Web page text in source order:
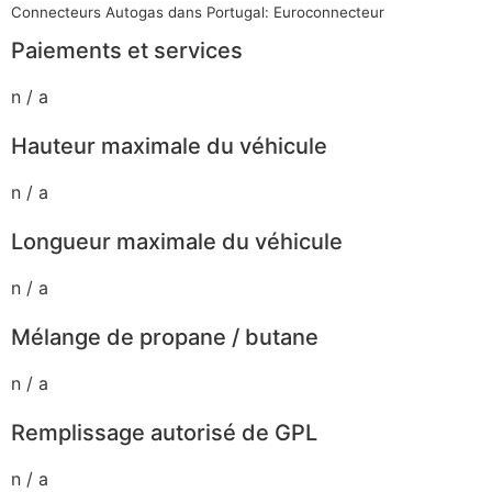
Connecteurs Autogas dans Portugal: Euroconnecteur
Paiements et services
n / a
Hauteur maximale du véhicule
n / a
Longueur maximale du véhicule
n / a
Mélange de propane / butane
n / a
Remplissage autorisé de GPL
n / a